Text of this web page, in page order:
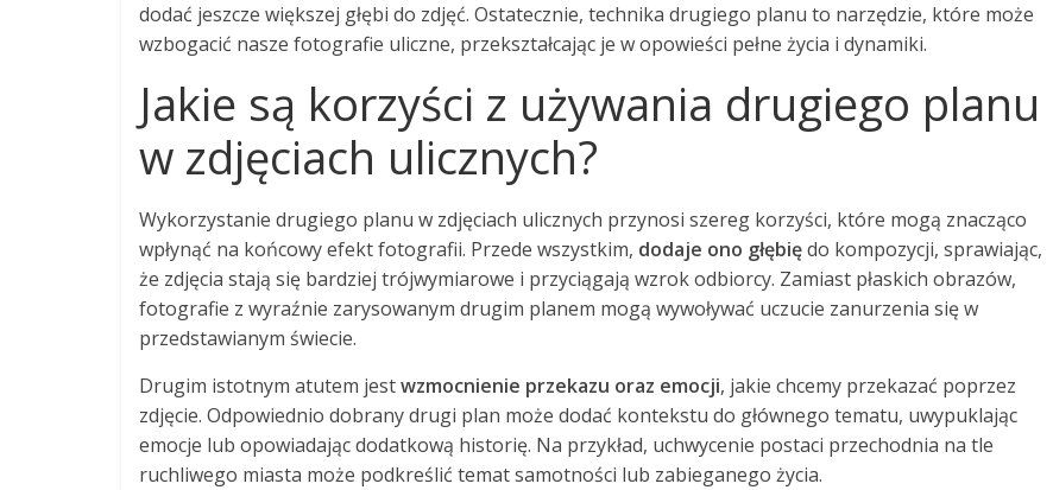
dodać jeszcze większej głębi do zdjęć. Ostatecznie, technika drugiego planu to narzędzie, które może
wzbogacić nasze fotografie uliczne, przekształcając je w opowieści pełne życia i dynamiki.
Jakie są korzyści z używania drugiego planu
w zdjęciach ulicznych?
Wykorzystanie drugiego planu w zdjęciach ulicznych przynosi szereg korzyści, które mogą znacząco
wpłynąć na końcowy efekt fotografii. Przede wszystkim, dodaje ono głębiędo kompozycji, sprawiając,
że zdjęcia stają się bardziej trójwymiarowe i przyciągają wzrok odbiorcy. Zamiast płaskich obrazów,
fotografie z wyraźnie zarysowanym drugim planem mogą wywoływać uczucie zanurzenia się w
przedstawianym świecie.
Drugim istotnym atutem jestwzmocnienie przekazu oraz emocji, jakie chcemy przekazać poprzez
zdjęcie. Odpowiednio dobrany drugi plan może dodać kontekstu do głównego tematu, uwypuklając
emocje lub opowiadając dodatkową historię. Na przykład, uchwycenie postaci przechodnia na tle
ruchliwego miasta może podkreślić temat samotności lub zabieganego życia.